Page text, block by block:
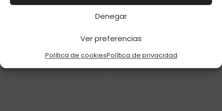
Denegar
Ver preferencias
Política de cookiesPolítica de privacidad